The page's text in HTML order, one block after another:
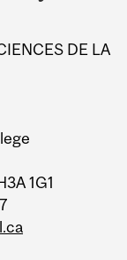
DE LA
1G1